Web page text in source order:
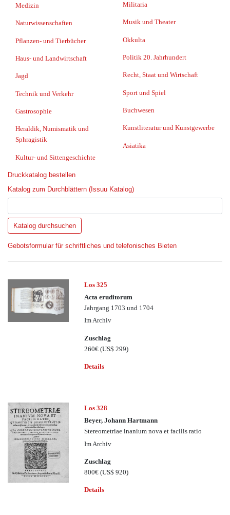
Medizin
Naturwissenschaften
Pflanzen- und Tierbücher
Haus- und Landwirtschaft
Jagd
Technik und Verkehr
Gastrosophie
Heraldik, Numismatik und
Sphragistik
Kultur- und Sittengeschichte
Militaria
Musik und Theater
Okkulta
Politik 20. Jahrhundert
Recht, Staat und Wirtschaft
Sport und Spiel
Buchwesen
Kunstliteratur und Kunstgewerbe
Asiatika
Druckkatalog bestellen
Katalog zum Durchblättern (Issuu Katalog)
Gebotsformular für schriftliches und telefonisches Bieten
Los 325
Acta eruditorum
Jahrgang 1703 und 1704
Im Archiv
Zuschlag
260€(US$ 299)
Details
Los 328
Beyer, Johann Hartmann
Stereometriae inanium nova et facilis ratio
Im Archiv
Zuschlag
800€(US$ 920)
Details